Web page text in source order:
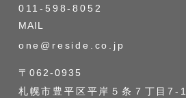
011-598-8052
MAIL
one@reside.co.jp
〒062-0935
札幌市豊平区平岸５条７丁目